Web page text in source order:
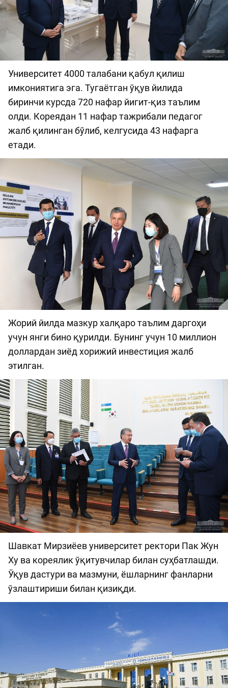
Университет 4000 талабани қабул қилиш
имкониятига эга. Тугаётган ўқув йилида
биринчи курсда 720 нафар йигит-қиз таълим
олди. Кореядан 11 нафар тажрибали педагог
жалб қилинган бўлиб, келгусида 43 нафарга
етади.
Жорий йилда мазкур халқаро таълим даргоҳи
учун янги бино қурилди. Бунинг учун 10 миллион
доллардан зиёд хорижий инвестиция жалб
этилган.
Шавкат Мирзиёев университет ректори Пак Жун
Ху ва кореялик ўқитувчилар билан суҳбатлашди.
Ўқув дастури ва мазмуни, ёшларнинг фанларни
ўзлаштириши билан қизиқди.